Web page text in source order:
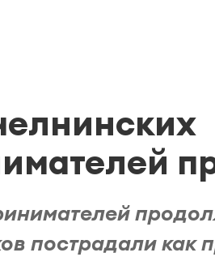
пострадали как